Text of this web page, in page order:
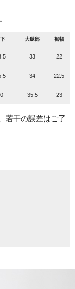
下 大腿部 裾幅
33 22
34 22.5
35.5 23
若干の誤差はご了